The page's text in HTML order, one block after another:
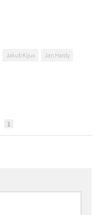
Jakub Kijux
Jan Hardy
1